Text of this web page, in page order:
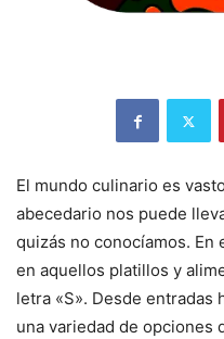
El mundo culinario es
abecedario nos puede
quizás no conocíamos. En
en aquellos platillos y
letra «S». Desde entradas
una variedad de opciones